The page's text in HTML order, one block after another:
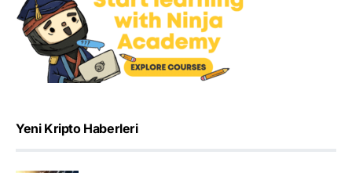
Yeni Kripto Haberleri